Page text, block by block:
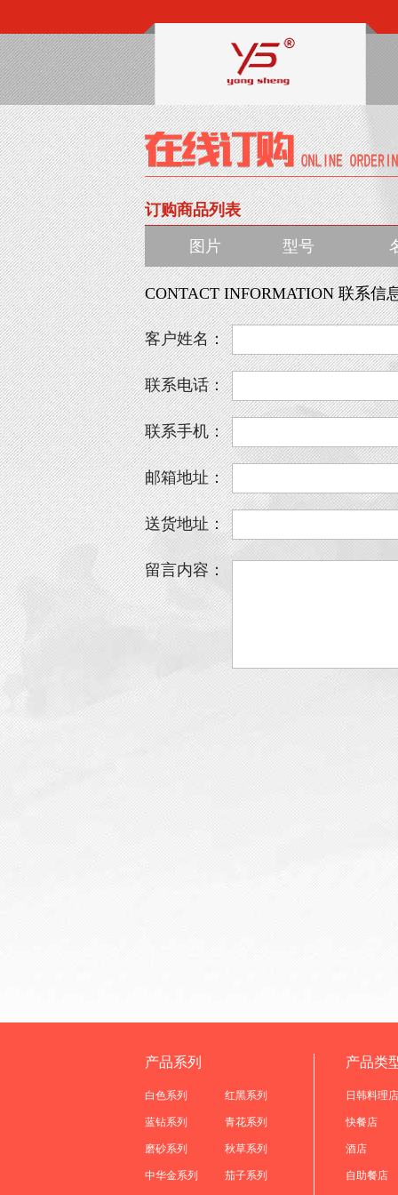
订购商品列表
图片 型号
CONTACT INFORMATION 联系信
客户姓名：
联系电话：
联系手机：
邮箱地址：
送货地址：
留言内容：
产品系列
白色系列 红黑系列
蓝钻系列 青花系列
磨砂系列 秋草系列
中华金系列 茄子系列
产品类
日韩料理店
快餐店
酒店
自助餐店